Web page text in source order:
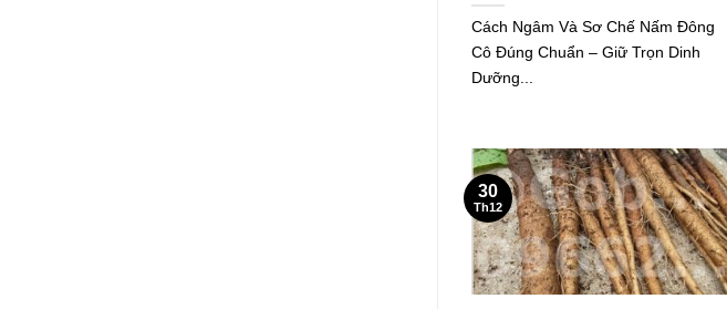
Cách Ngâm Và Sơ Chế Nấm Đông
Cô Đúng Chuẩn – Giữ Trọn Dinh
Dưỡng...
30
Th12